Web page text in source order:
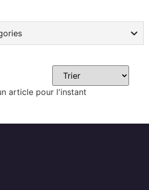
article pour l'instant